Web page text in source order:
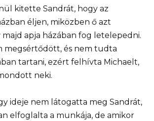
kitette Sandrát, hogy az
éljen, miközben ő azt
apja házában fog letelepedni.
megsértődött, és nem tudta
tartani, ezért felhívta Michaelt,
neki.
ideje nem látogatta meg Sandrát,
elfoglalta a munkája, de amikor